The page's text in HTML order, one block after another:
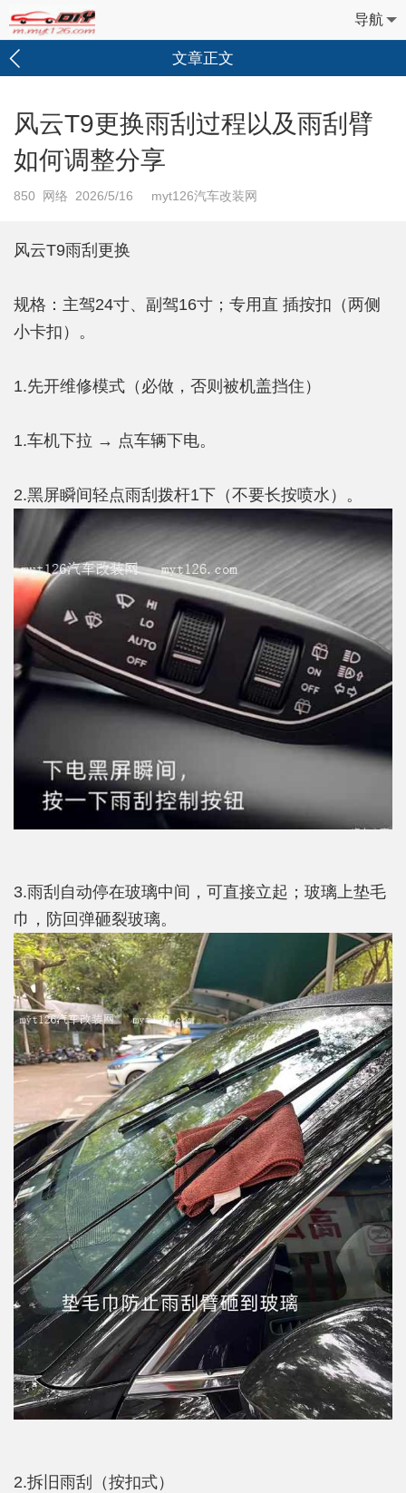
导航
文章正文
风云T9更换雨刮过程以及雨刮臂
如何调整分享
850 网络 2026/5/16 myt126汽车改装网
风云T9雨刮更换
规格：主驾24寸、副驾16寸；专用直 插按扣（两侧
小卡扣）。
1.先开维修模式（必做，否则被机盖挡住）
1.车机下拉 → 点车辆下电。
2.黑屏瞬间轻点雨刮拨杆1下（不要长按喷水）。
3.雨刮自动停在玻璃中间，可直接立起；玻璃上垫毛
巾，防回弹砸裂玻璃。
2.拆旧雨刮（按扣式）